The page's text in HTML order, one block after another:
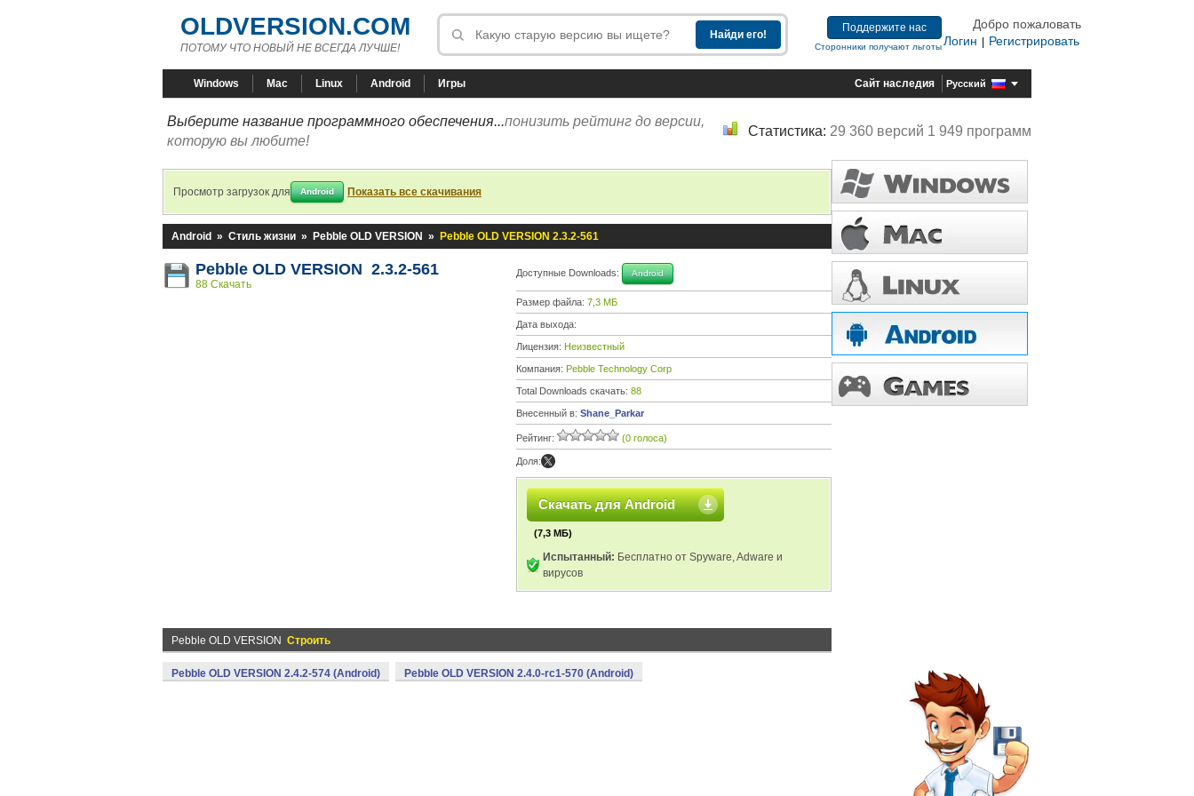
OLDVERSION.COM
ПОТОМУ ЧТО НОВЫЙ НЕ ВСЕГДА ЛУЧШЕ!
Поддержите нас
Сторонники получают льготы
Добро пожаловать
Логин
Регистрировать
Windows Mac Linux Android Игры Сайт наследия Русский
Выберите название программного обеспечения...понизить рейтинг до версии,
которую вы любите!
Статистика: 29 360 версий 1 949 программ
Просмотр загрузок для Android Показать все скачивания
Android » Стиль жизни » Pebble OLD VERSION » Pebble OLD VERSION 2.3.2-561
Pebble OLD VERSION 2.3.2-561
88 Скачать
Доступные Downloads: Android
Размер файла: 7,3 МБ
Дата выхода:
Лицензия: Неизвестный
Компания: Pebble Technology Corp
Total Downloads скачать: 88
Внесенный в: Shane_Parkar
Рейтинг: (0 голоса)
Доля:
Скачать для Android
(7,3 МБ)
Испытанный: Бесплатно от Spyware, Adware и
вирусов
Pebble OLD VERSION Строить
Pebble OLD VERSION 2.4.2-574 (Android) Pebble OLD VERSION 2.4.0-rc1-570 (Android)